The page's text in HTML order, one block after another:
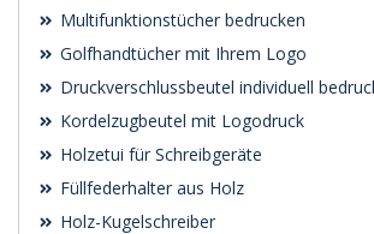
Multifunktionstücher bedrucken
Golfhandtücher mit Ihrem Logo
Druckverschlussbeutel individuell
Kordelzugbeutel mit Logodruck
Holzetui für Schreibgeräte
Füllfederhalter aus Holz
Holz-Kugelschreiber